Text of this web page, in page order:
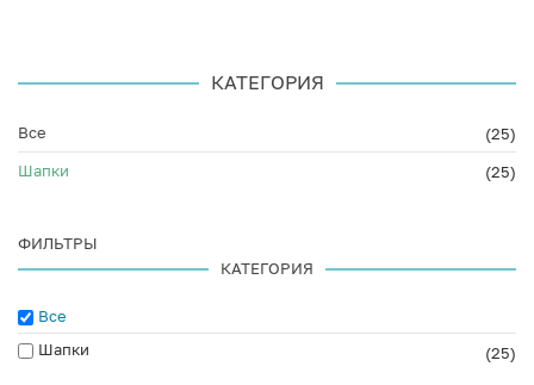
КАТЕГОРИЯ
Все
(25)
Шапки
(25)
ФИЛЬТРЫ
КАТЕГОРИЯ
Все
Шапки
(25)